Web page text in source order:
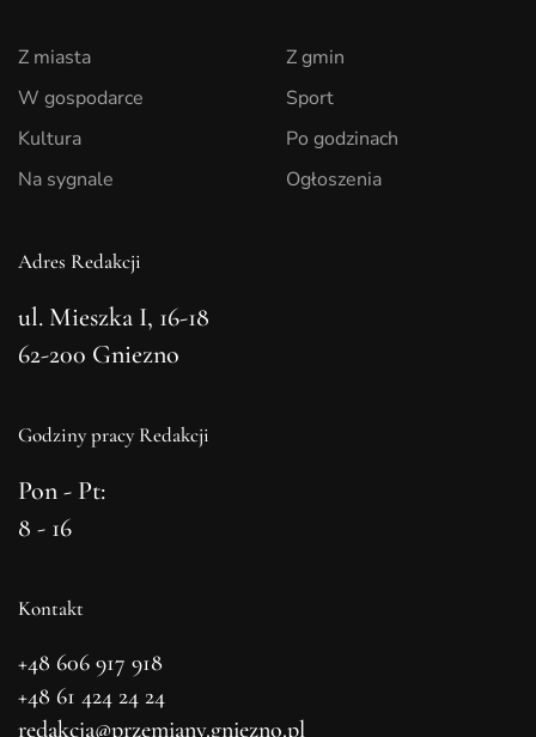
Z miasta
W gospodarce
Kultura
Na sygnale
Z gmin
Sport
Po godzinach
Ogłoszenia
Adres Redakcji
ul. Mieszka I, 16-18
62-200 Gniezno
Godziny pracy Redakcji
Pon - Pt:
8 - 16
Kontakt
+48 606 917 918
+48 61 424 24 24
redakcja@przemiany.gniezno.pl